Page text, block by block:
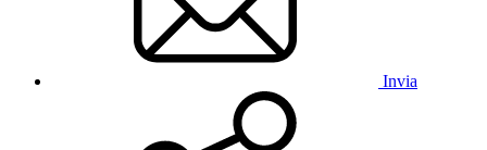
Invia